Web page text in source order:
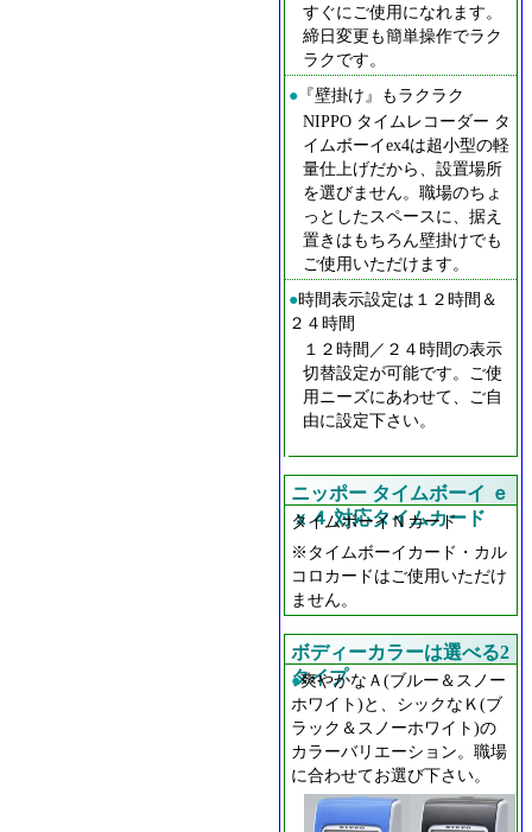
すぐにご使用になれます。
締日変更も簡単操作でラク
ラクです。
● 『壁掛け』もラクラク
NIPPO タイムレコーダー タ
イムボーイex4は超小型の軽
量仕上げだから、設置場所
を選びません。職場のちょ
っとしたスペースに、据え
置きはもちろん壁掛けでも
ご使用いただけます。
●時間表示設定は１２時間＆
２４時間
１２時間／２４時間の表示
切替設定が可能です。ご使
用ニーズにあわせて、ご自
由に設定下さい。
ニッポー タイムボーイ ｅ
ｘ４ 対応タイムカード
タイムボーイＮカード
※タイムボーイカード・カル
コロカードはご使用いただけ
ません。
ボディーカラーは選べる2
タイプ
●爽やかなＡ(ブルー＆スノー
ホワイト)と、シックなＫ(ブ
ラック＆スノーホワイト)の
カラーバリエーション。職場
に合わせてお選び下さい。